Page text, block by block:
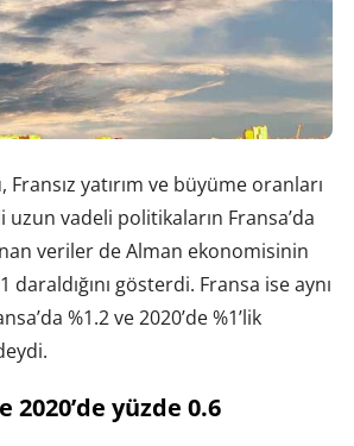
yatırım ve büyüme oranları
vadeli politikaların Fransa’da
veriler de Alman ekonomisinin
daraldığını gösterdi. Fransa ise aynı
%1.2 ve 2020’de %1’lik
2020’de yüzde 0.6